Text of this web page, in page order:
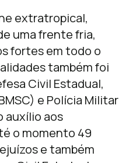
extratropical,
uma frente fria,
fortes em todo o
também foi
Civil Estadual,
e Polícia Militar
auxílio aos
o momento 49
e também